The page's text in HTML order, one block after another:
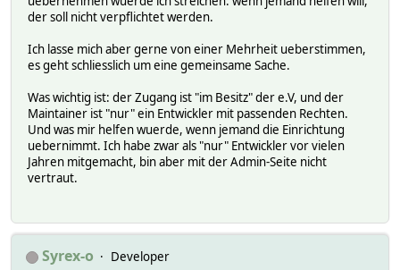
der soll nicht verpflichtet werden.
Ich lasse mich aber gerne von einer Mehrheit ueberstimmen,
es geht schliesslich um eine gemeinsame Sache.
Was wichtig ist: der Zugang ist "im Besitz" der e.V, und der
Maintainer ist "nur" ein Entwickler mit passenden Rechten.
Und was mir helfen wuerde, wenn jemand die Einrichtung
uebernimmt. Ich habe zwar als "nur" Entwickler vor vielen
Jahren mitgemacht, bin aber mit der Admin-Seite nicht
vertraut.
Syrex-o
Developer